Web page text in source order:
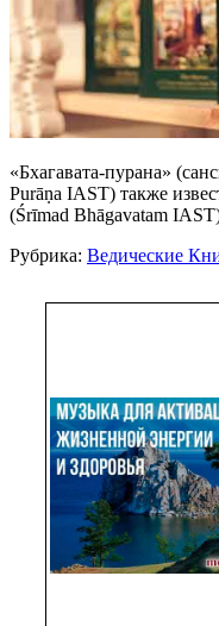
«Бхагавата-пурана»
Purāṇa IAST) также
(Śrīmad Bhāgavatam
Рубрика: Ведические